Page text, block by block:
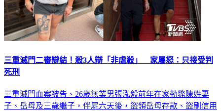
三重滅門二審辯結！殺3人辯「非虐殺」 家屬怒：只接受判
死刑
三重滅門血案被告、26歲無業男張泓毅前年在家勒斃陳姓妻
子、岳母及三歲繼子，伴屍六天後，盜領岳母存款、盜刷信用